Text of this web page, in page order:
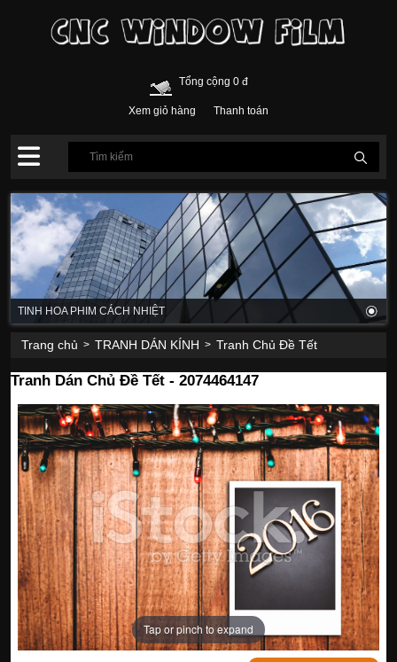
Tổng cộng 0 đ
Xem giỏ hàng Thanh toán
TINH HOA PHIM CÁCH NHIỆT
Trang chủ > TRANH DÁN KÍNH > Tranh Chủ Đề Tết
Tranh Dán Chủ Đề Tết - 2074464147
Tap or pinch to expand